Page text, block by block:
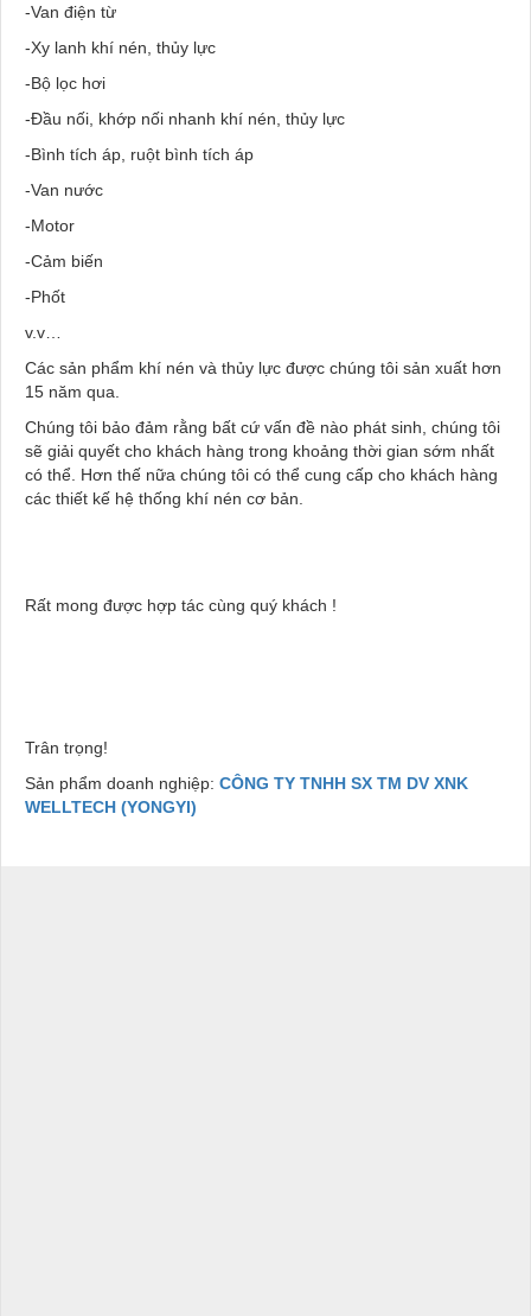
-Van điện từ
-Xy lanh khí nén, thủy lực
-Bộ lọc hơi
-Đầu nối, khớp nối nhanh khí nén, thủy lực
-Bình tích áp, ruột bình tích áp
-Van nước
-Motor
-Cảm biến
-Phốt
v.v…
Các sản phẩm khí nén và thủy lực được chúng tôi sản xuất hơn
15 năm qua.
Chúng tôi bảo đảm rằng bất cứ vấn đề nào phát sinh, chúng tôi
sẽ giải quyết cho khách hàng trong khoảng thời gian sớm nhất
có thể. Hơn thế nữa chúng tôi có thể cung cấp cho khách hàng
các thiết kế hệ thống khí nén cơ bản.
Rất mong được hợp tác cùng quý khách !
Trân trọng!
Sản phẩm doanh nghiệp: CÔNG TY TNHH SX TM DV XNK
WELLTECH (YONGYI)